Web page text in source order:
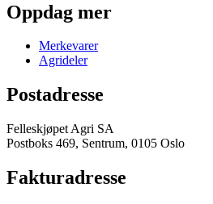
Oppdag mer
Merkevarer
Agrideler
Postadresse
Felleskjøpet Agri SA
Postboks 469, Sentrum, 0105 Oslo
Fakturadresse